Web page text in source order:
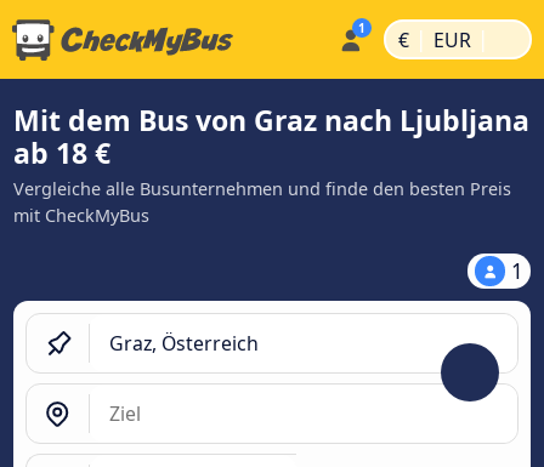
€ | EUR |
Mit dem Bus von Graz nach Ljubljana
ab 18 €
Vergleiche alle Busunternehmen und finde den besten Preis
mit CheckMyBus
1